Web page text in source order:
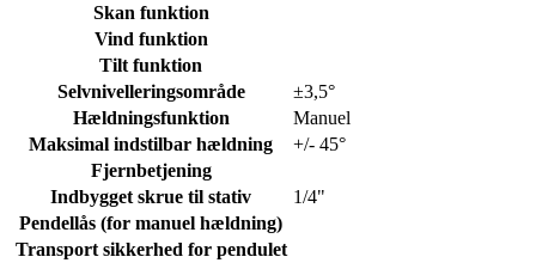
Skan funktion
Vind funktion
Tilt funktion
Selvnivelleringsområde
±3,5°
Hældningsfunktion
Manuel
Maksimal indstilbar hældning
+/- 45°
Fjernbetjening
Indbygget skrue til stativ
1/4"
Pendellås (for manuel hældning)
Transport sikkerhed for pendulet